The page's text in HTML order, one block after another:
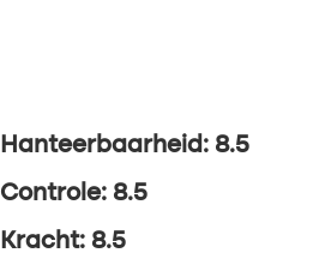
Hanteerbaarheid: 8.5
Controle: 8.5
Kracht: 8.5